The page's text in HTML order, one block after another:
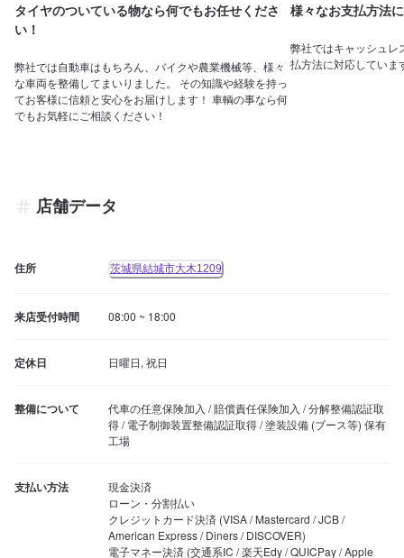
タイヤのついている物なら何でもお任せくださ
い！
弊社では自動車はもちろん、バイクや農業機械等、様々
な車両を整備してまいりました。 その知識や経験を持っ
てお客様に信頼と安心をお届けします！ 車輌の事なら何
でもお気軽にご相談ください！
様々なお支払方法
弊社ではキャッシュレ
払方法に対応していま
店舗データ
住所 茨城県結城市大木1209
来店受付時間 08:00 ~ 18:00
定休日 日曜日, 祝日
整備について
代車の任意保険加入 / 賠償責任保険加入 / 分解整備認証取
得 / 電子制御装置整備認証取得 / 塗装設備 (ブース等) 保有
工場
支払い方法
現金決済
ローン・分割払い
クレジットカード決済 (VISA / Mastercard / JCB /
American Express / Diners / DISCOVER)
電子マネー決済 (交通系IC / 楽天Edy / QUICPay / Apple